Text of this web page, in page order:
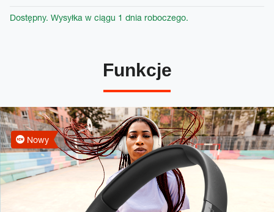
Dostępny. Wysyłka w ciągu 1 dnia roboczego.
Nowy
Funkcje